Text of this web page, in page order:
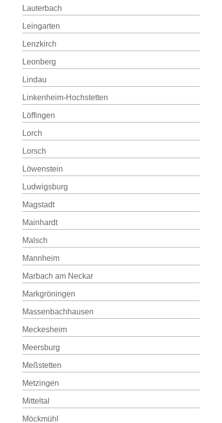
Lauterbach
Leingarten
Lenzkirch
Leonberg
Lindau
Linkenheim-Hochstetten
Löffingen
Lorch
Lorsch
Löwenstein
Ludwigsburg
Magstadt
Mainhardt
Malsch
Mannheim
Marbach am Neckar
Markgröningen
Massenbachhausen
Meckesheim
Meersburg
Meßstetten
Metzingen
Mitteltal
Möckmühl